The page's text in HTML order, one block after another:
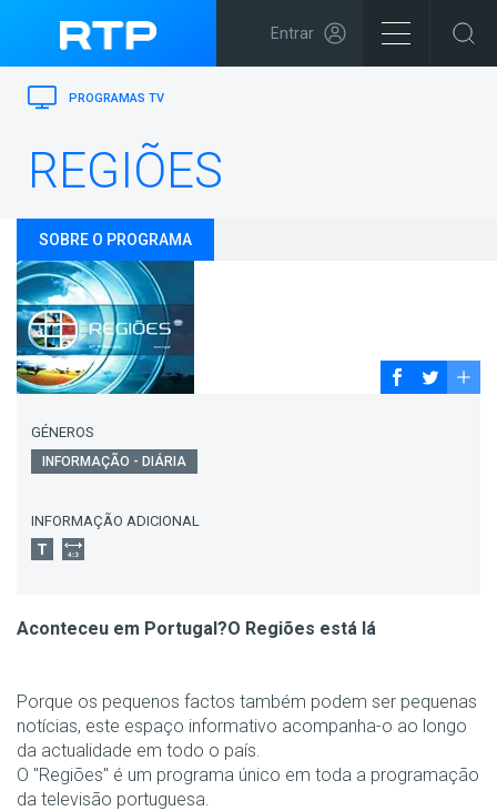
Entrar
PROGRAMAS TV
REGIÕES
SOBRE O PROGRAMA
GÉNEROS
INFORMAÇÃO - DIÁRIA
INFORMAÇÃO ADICIONAL
Aconteceu em Portugal?O Regiões está lá
Porque os pequenos factos também podem ser pequenas
notícias, este espaço informativo acompanha-o ao longo
da actualidade em todo o país.
O "Regiões" é um programa único em toda a programação
da televisão portuguesa.